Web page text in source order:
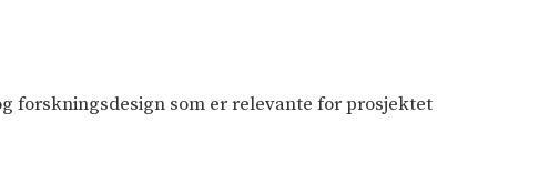
forskningsdesign som er relevante for prosjektet